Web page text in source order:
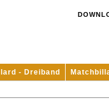
- Dreiband